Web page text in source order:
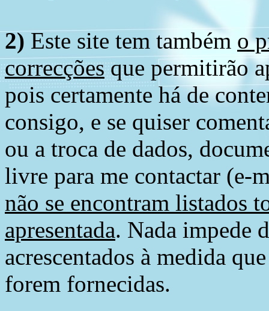
2) Este site tem também o
correcçõesque permitirão
pois certamente há de
consigo, e se quiser
ou a troca de dados,
livre para me contactar (e-
não se encontram listados
apresentada. Nada impede
acrescentados à medida
forem fornecidas.